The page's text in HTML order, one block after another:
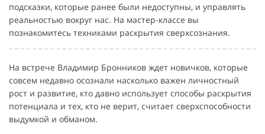
подсказки, которые ранее были недоступны, и управлять
реальностью вокруг нас. На мастер-классе вы
познакомитесь техниками раскрытия сверхсознания.
На встрече Владимир Бронников ждет новичков, которые
совсем недавно осознали насколько важен личностный
рост и развитие, кто давно использует способы раскрытия
потенциала и тех, кто не верит, считает сверхспособности
выдумкой и обманом.